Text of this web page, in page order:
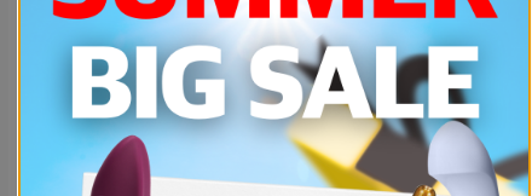
예상치 못한 에러입니다.